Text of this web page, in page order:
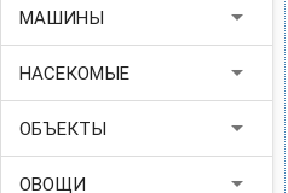
МАШИНЫ arrow_drop_down
НАСЕКОМЫЕ arrow_drop_down
ОБЪЕКТЫ arrow_drop_down
ОВОЩИ arrow_drop_down